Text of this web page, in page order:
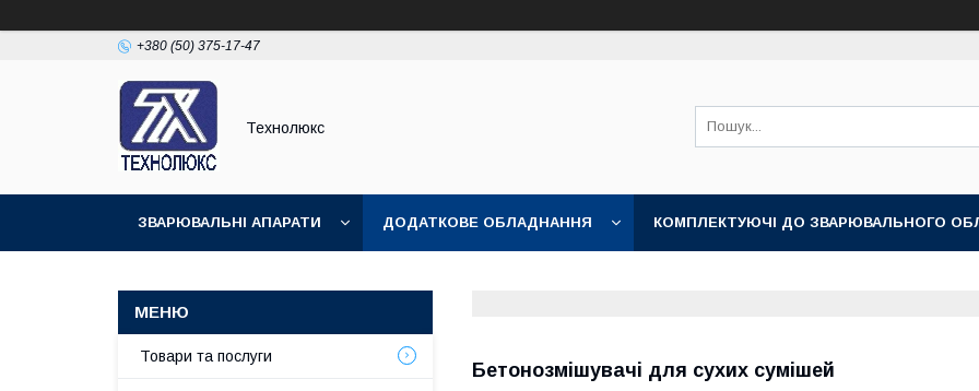
+380 (50) 375-17-47
Технолюкс
ЗВАРЮВАЛЬНІ АПАРАТИ ДОДАТКОВЕ ОБЛАДНАННЯ КОМПЛЕКТУЮЧІ ДО ЗВАРЮВАЛЬНОГО
Бетонозмішувачі для сухих сумішей
Товари та послуги